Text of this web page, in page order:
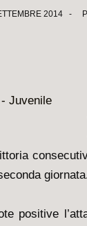
2014
positive